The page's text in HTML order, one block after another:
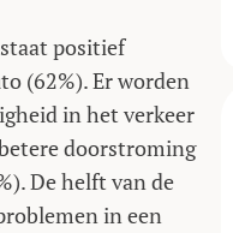
positief
(62%). Er worden
in het verkeer
doorstroming
De helft van de
in een